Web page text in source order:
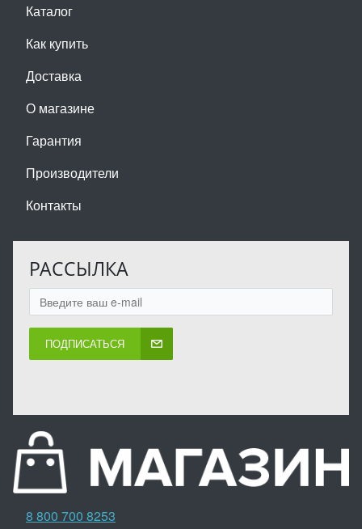
Каталог
Как купить
Доставка
О магазине
Гарантия
Производители
Контакты
РАССЫЛКА
ПОДПИСАТЬСЯ
8 800 700 8253